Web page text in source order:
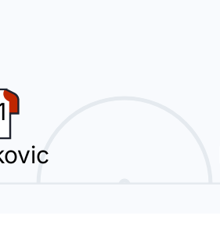
entra Gabriele Piccinini.